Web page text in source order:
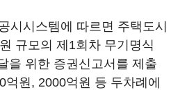
시시스템에 따르면 주택도시
규모의 제1회차 무기명식
을 위한 증권신고서를 제출
원, 2000억원 등 두차례에